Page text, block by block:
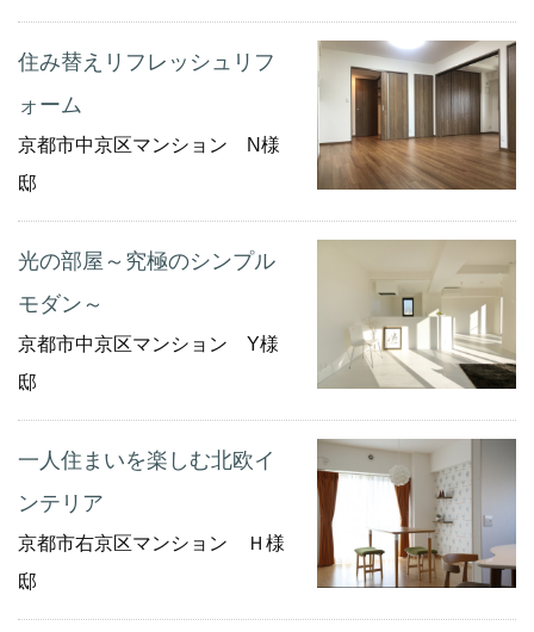
住み替えリフレッシュリフ
ォーム
京都市中京区マンション N様
邸
光の部屋～究極のシンプル
モダン～
京都市中京区マンション Y様
邸
一人住まいを楽しむ北欧イ
ンテリア
京都市右京区マンション Ｈ様
邸